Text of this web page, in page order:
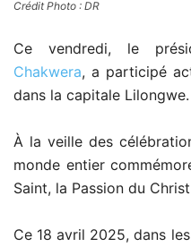
Crédit Photo : DR
Ce vendredi, le
Chakwera, a participé
dans la capitale Lilongwe.
À la veille des
monde entier
Saint, la Passion du
Ce 18 avril 2025, dans